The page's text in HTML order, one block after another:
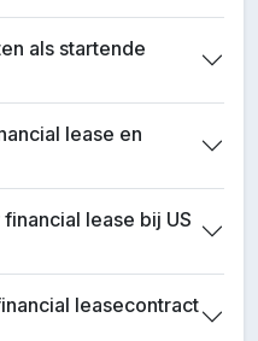
als startende
lease en
lease bij US
leasecontract